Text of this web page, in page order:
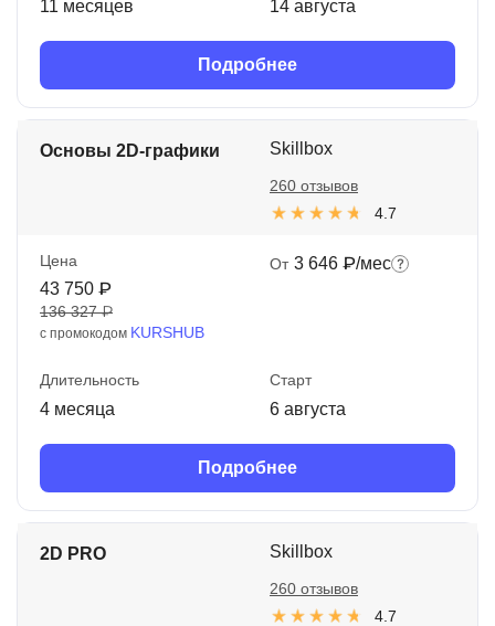
11 месяцев 14 августа
Подробнее
Основы 2D-графики Skillbox
4.7
260 отзывов
Цена
43 750 ₽
136 327 ₽
с промокодом KURSHUB
От 3 646 ₽/мес
Длительность
4 месяца
Старт
6 августа
Подробнее
2D PRO Skillbox
4.7
260 отзывов